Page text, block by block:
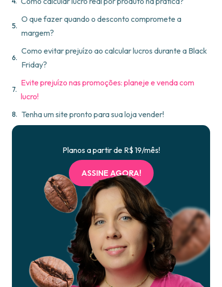
O que fazer quando o desconto compromete a
margem?
Como evitar prejuízo ao calcular lucros durante a Black
Friday?
Evite prejuízo nas promoções: planeje e venda com
lucro!
Tenha um site pronto para sua loja vender!
Planos a partir de R$ 19/mês!
ASSINE AGORA!